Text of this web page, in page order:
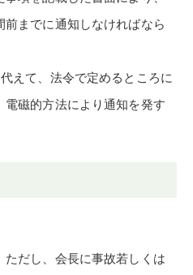
までに通知しなければなら
えて、法令で定めるところに
磁的方法により通知を発す
だし、会長に事故若しくは